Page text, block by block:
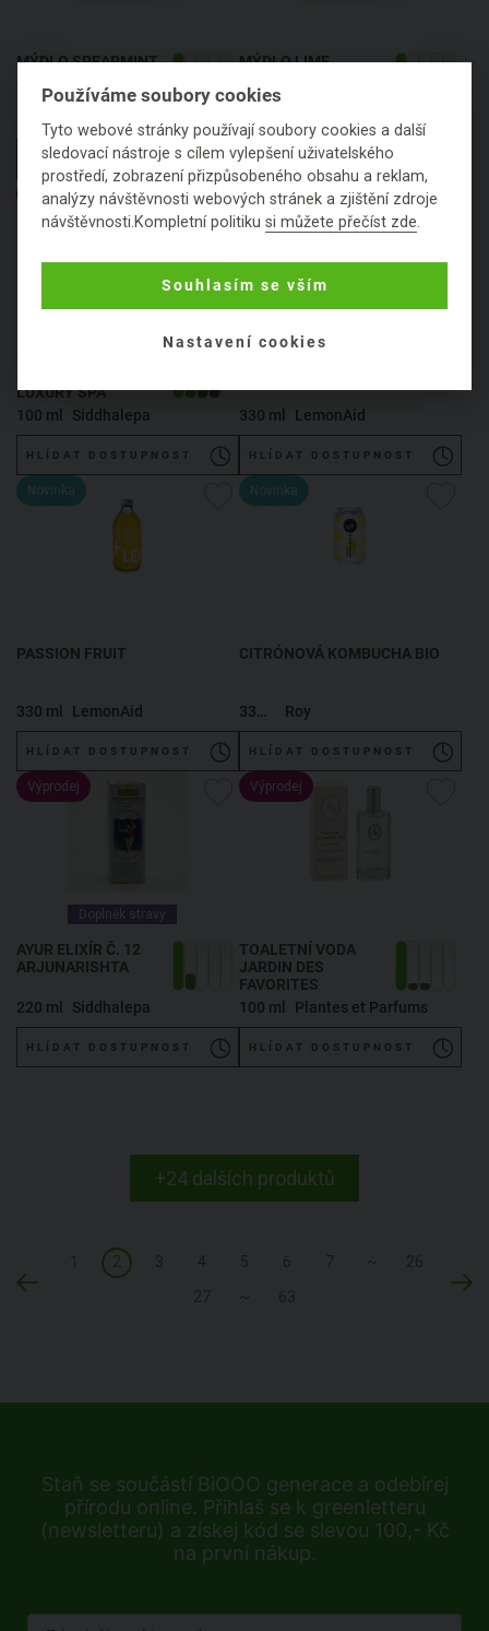
MÝDLO SPEARMINT,
HLÍDAT DOSTUPNOST
MÝDLO LIME,
SPA
HLÍDAT DOSTUPNOST
Výprodej
LUXURY SPA
100 ml
Siddhalepa
HLÍDAT DOSTUPNOST
Novinka
330 ml LemonAid
HLÍDAT DOSTUPNOST
Novinka
PASSION FRUIT
330 ml LemonAid
HLÍDAT DOSTUPNOST
Novinka
CITRÓNOVÁ KOMBUCHA BIO
Roy
HLÍDAT DOSTUPNOST
Výprodej
Doplněk stravy
AYUR ELIXÍR Č. 12
ARJUNARISHTA
220 ml Siddhalepa
HLÍDAT DOSTUPNOST
Výprodej
TOALETNÍ VODA
JARDIN DES
FAVORITES
100 ml
Plantes et Parfums
HLÍDAT DOSTUPNOST
+24 dalších produktů
2
Staň se součástí BiOOO generace a odebírej
přírodu online. Přihlaš se k greenletteru
(newsletteru) a získej kód se slevou 100,- Kč
na první nákup.
Používáme soubory cookies
Tyto webové stránky používají soubory cookies a další
sledovací nástroje s cílem vylepšení uživatelského
prostředí, zobrazení přizpůsobeného obsahu a reklam,
analýzy návštěvnosti webových stránek a zjištění zdroje
návštěvnosti.Kompletní politikusi můžete přečíst zde.
Souhlasím se vším
Nastavení cookies